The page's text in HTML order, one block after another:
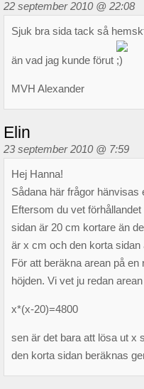
22 september 2010 @ 22:08
Sjuk bra sida tack så
än vad jag kunde förut
MVH Alexander
Elin
23 september 2010 @ 7:59
Hej Hanna!
Sådana här frågor hänvisas
Eftersom du vet
sidan är 20 cm kortare än
är x cm och den korta sidan
För att beräkna arean på
höjden. Vi vet ju redan
x*(x-20)=4800
sen är det bara att lösa ut x
den korta sidan beräknas